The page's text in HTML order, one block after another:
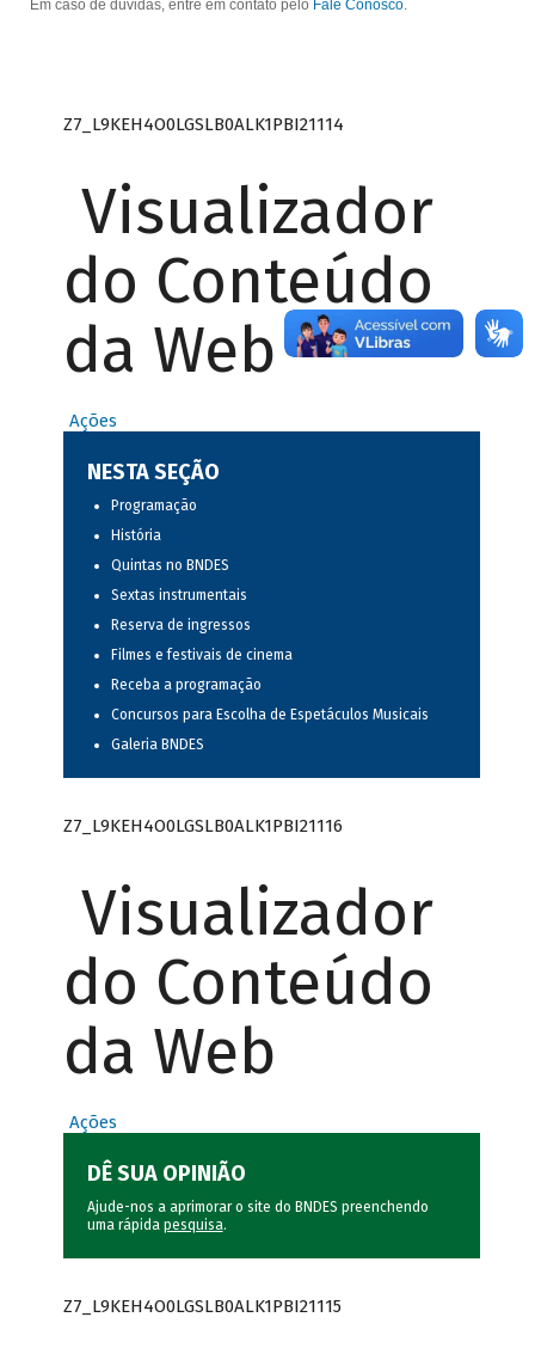
Em caso de dúvidas, entre em contato pelo Fale Conosco.
Z7_L9KEH4O0LGSLB0ALK1PBI21114
Visualizador
do Conteúdo
da Web
Ações
NESTA SEÇÃO
Programação
História
Quintas no BNDES
Sextas instrumentais
Reserva de ingressos
Filmes e festivais de cinema
Receba a programação
Concursos para Escolha de Espetáculos Musicais
Galeria BNDES
Z7_L9KEH4O0LGSLB0ALK1PBI21116
Visualizador
do Conteúdo
da Web
Ações
DÊ SUA OPINIÃO
Ajude-nos a aprimorar o site do BNDES preenchendo
uma rápida pesquisa.
Z7_L9KEH4O0LGSLB0ALK1PBI21115